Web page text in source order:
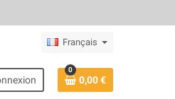
Français
0
0,00 €